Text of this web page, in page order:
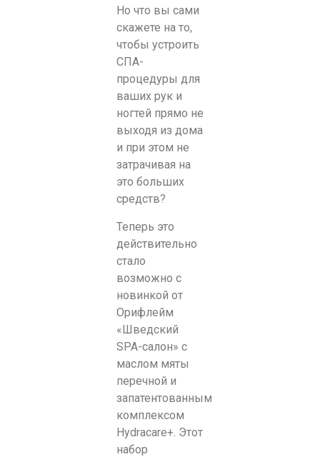
Но что вы сами
скажете на то,
чтобы устроить
СПА-
процедуры для
ваших рук и
ногтей прямо не
выходя из дома
и при этом не
затрачивая на
это больших
средств?
Теперь это
действительно
стало
возможно с
новинкой от
Орифлейм
«Шведский
SPA-салон» с
маслом мяты
перечной и
запатентованным
комплексом
Hydracare+. Этот
набор